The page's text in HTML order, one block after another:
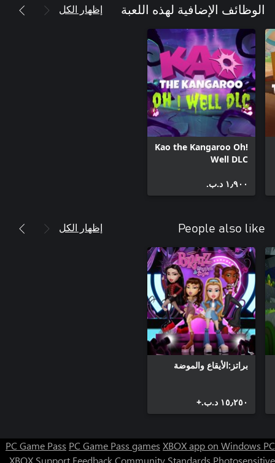
الوظائف الإضافية لهذه اللعبة إظهار الكل
Kao the Kangaroo Oh!
Well DLC
١٫٩٠٠ د.ب.‏
People also like إظهار الكل
براتز:الأيقاع والموضة
١٥٫٢٥٠ د.ب.‏+
PC Game Pass PC Game Pass games XBOX app on Windows PC
XBOX Support FeedbackCommunity Standards Photosensitive